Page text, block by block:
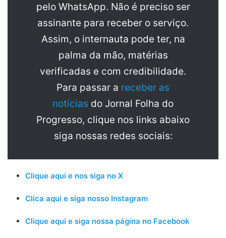
pelo WhatsApp. Não é preciso ser
assinante para receber o serviço.
Assim, o internauta pode ter, na
palma da mão, matérias
verificadas e com credibilidade.
Para passar a receber as
notícias do Jornal Folha do
Progresso, clique nos links abaixo
siga nossas redes sociais:
Clique aqui e nos siga no X
Clica aqui e siga nosso Instagram
Clique aqui e siga nossa página no Facebook